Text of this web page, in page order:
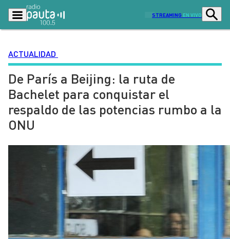
STREAMING EN VIVO
Podcasts
Lo Último
Ciudad Economía
Tendencias Deportes
Entretención y Cultura
Dato en Pauta Señal 2
Contenido Patrocinado
ACTUALIDAD
De París a Beijing: la ruta de
Bachelet para conquistar el
respaldo de las potencias rumbo a la
ONU